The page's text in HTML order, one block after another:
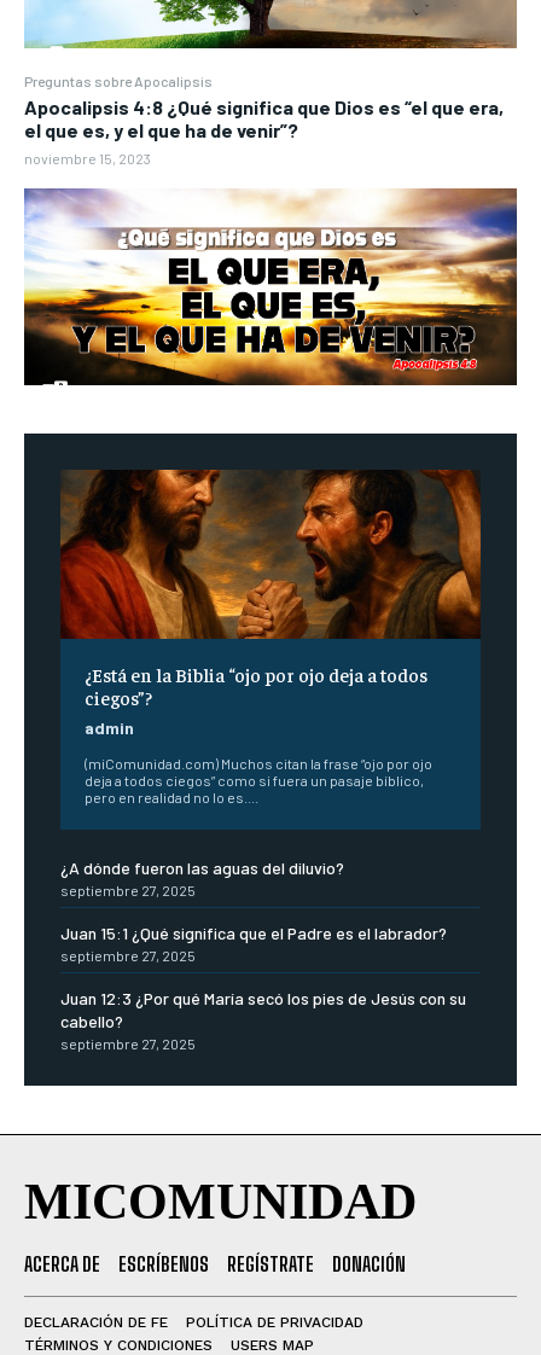
Preguntas sobre Apocalipsis
Apocalipsis 4:8 ¿Qué significa que Dios es “el que era,
el que es, y el que ha de venir”?
noviembre 15, 2023
¿Está en la Biblia “ojo por ojo deja a todos
ciegos”?
admin
(miComunidad.com) Muchos citan la frase “ojo por ojo
deja a todos ciegos” como si fuera un pasaje bíblico,
pero en realidad no lo es....
¿A dónde fueron las aguas del diluvio?
septiembre 27, 2025
Juan 15:1 ¿Qué significa que el Padre es el labrador?
septiembre 27, 2025
Juan 12:3 ¿Por qué María secó los pies de Jesús con su
cabello?
septiembre 27, 2025
MICOMUNIDAD
ACERCA DE ESCRÍBENOS REGÍSTRATE DONACIÓN
DECLARACIÓN DE FE
POLÍTICA DE PRIVACIDAD
TÉRMINOS Y CONDICIONES
USERS MAP